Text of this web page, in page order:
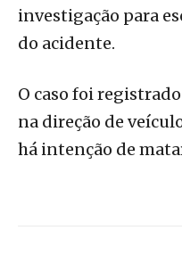
investigação para
do acidente.
O caso foi
na direção de
há intenção de